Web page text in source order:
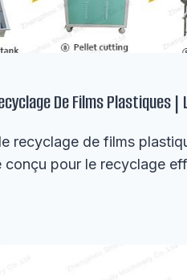
De Films Plastiques
recyclage de films
conçu pour le recyclage